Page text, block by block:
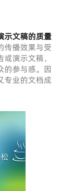
示文稿的质量
传播效果与受
演示文稿，
的参与感。因
专业的文档成